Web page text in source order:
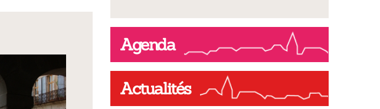
Agenda
Actualités